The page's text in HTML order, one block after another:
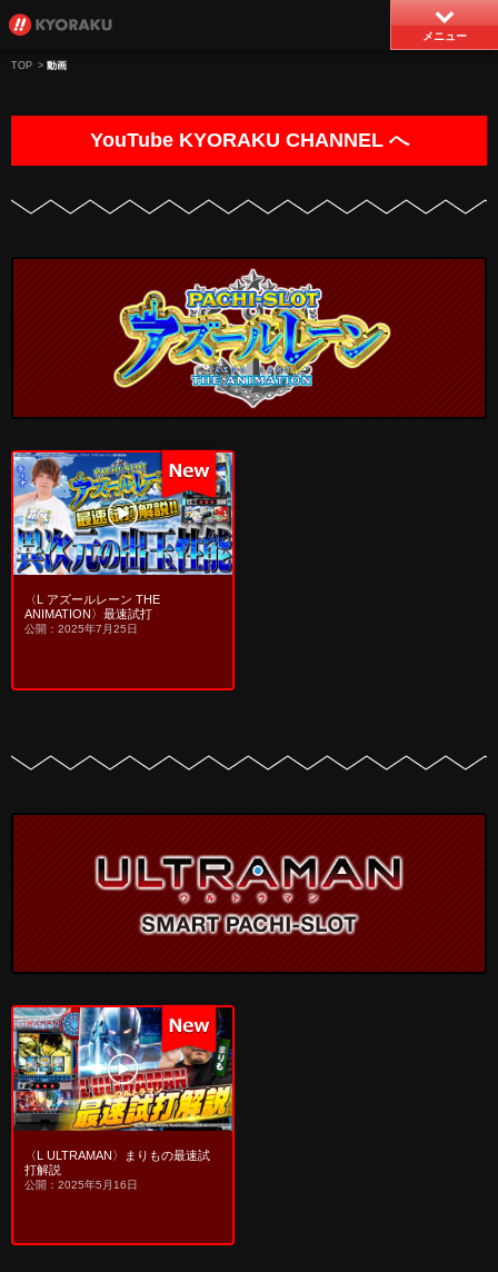
メニュー
TOP > 動画
YouTube KYORAKU CHANNEL へ
〈L アズールレーン THE
ANIMATION〉最速試打
公開：2025年7月25日
〈L ULTRAMAN〉まりもの最速試
打解説
公開：2025年5月16日